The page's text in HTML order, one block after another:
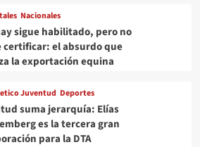
Nacionales
sigue habilitado, pero no
certificar: el absurdo que
la exportación equina
Juventud Deportes
suma jerarquía: Elías
es la tercera gran
para la DTA